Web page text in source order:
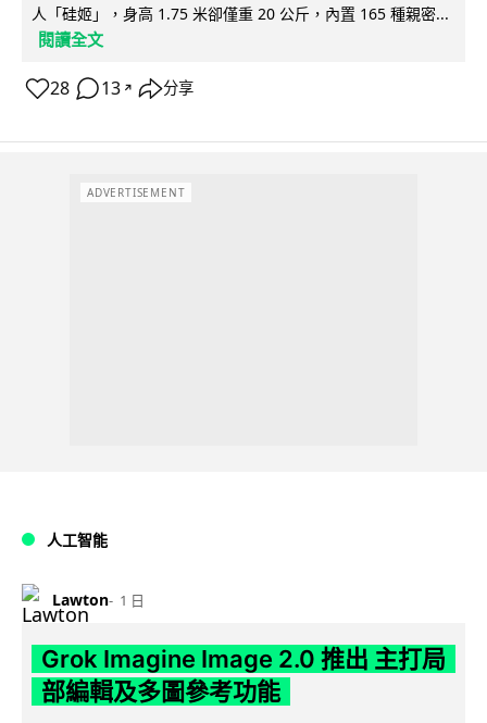
人「硅姬」，身高 1.75 米卻僅重 20 公斤，內置 165 種親密...
閱讀全文
28 13 ↗ 分享
ADVERTISEMENT
人工智能
Lawton 1 日
Grok Imagine Image 2.0 推出 主打局
部編輯及多圖參考功能